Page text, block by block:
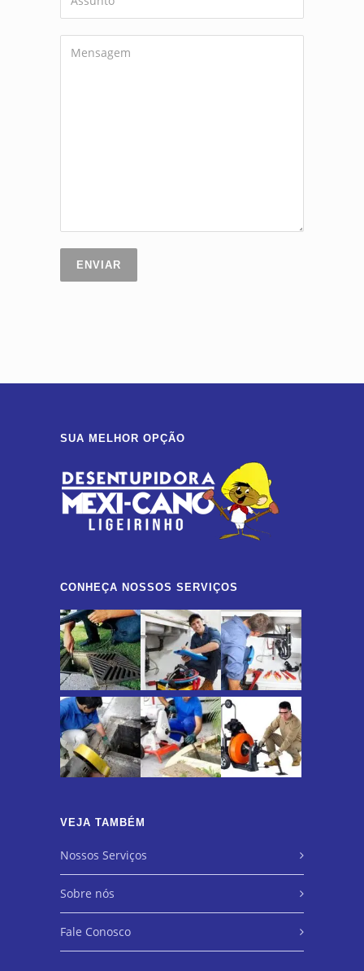
SUA MELHOR OPÇÃO
CONHEÇA NOSSOS SERVIÇOS
VEJA TAMBÉM
Nossos Serviços
Sobre nós
Fale Conosco